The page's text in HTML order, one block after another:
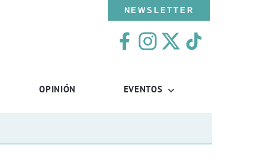
NEWSLETTER
OPINIÓN EVENTOS